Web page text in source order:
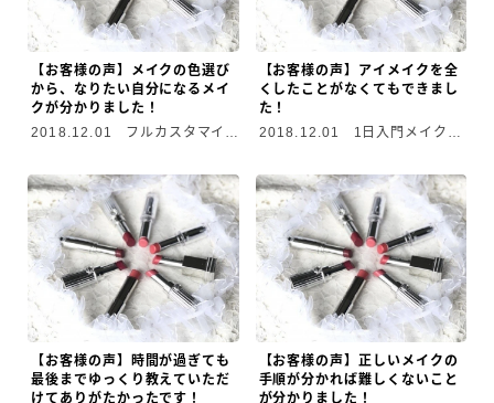
【お客様の声】メイクの色選び
から、なりたい自分になるメイ
クが分かりました！
2018.12.01
フルカスタマイズ
【お客様の声】アイメイクを全
くしたことがなくてもできまし
た！
2018.12.01
1日入門メイクレ
【お客様の声】時間が過ぎても
最後までゆっくり教えていただ
けてありがたかったです！
【お客様の声】正しいメイクの
手順が分かれば難しくないこと
が分かりました！